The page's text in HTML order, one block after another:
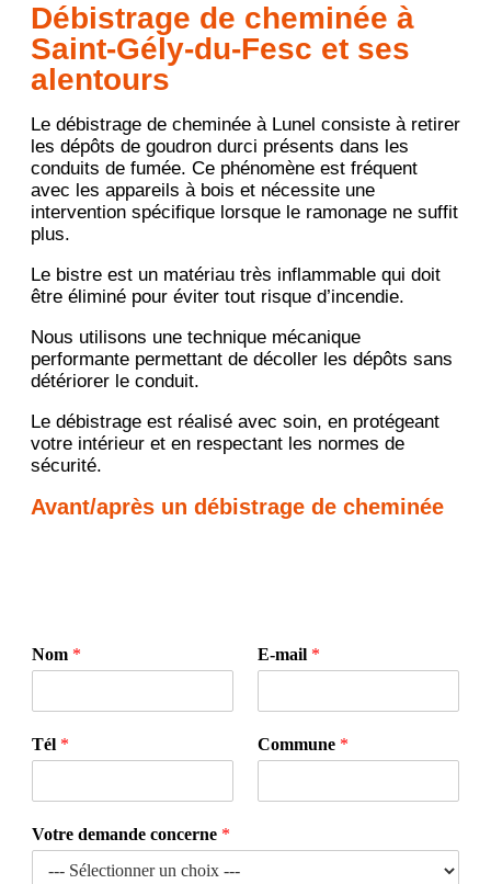
Débistrage de cheminée à
Saint-Gély-du-Fesc et ses
alentours
Le débistrage de cheminée à Lunel consiste à retirer
les dépôts de goudron durci présents dans les
conduits de fumée. Ce phénomène est fréquent
avec les appareils à bois et nécessite une
intervention spécifique lorsque le ramonage ne suffit
plus.
Le bistre est un matériau très inflammable qui doit
être éliminé pour éviter tout risque d’incendie.
Nous utilisons une technique mécanique
performante permettant de décoller les dépôts sans
détériorer le conduit.
Le débistrage est réalisé avec soin, en protégeant
votre intérieur et en respectant les normes de
sécurité.
Avant/après un débistrage de cheminée
Nom * E-mail *
Tél * Commune *
Votre demande concerne *